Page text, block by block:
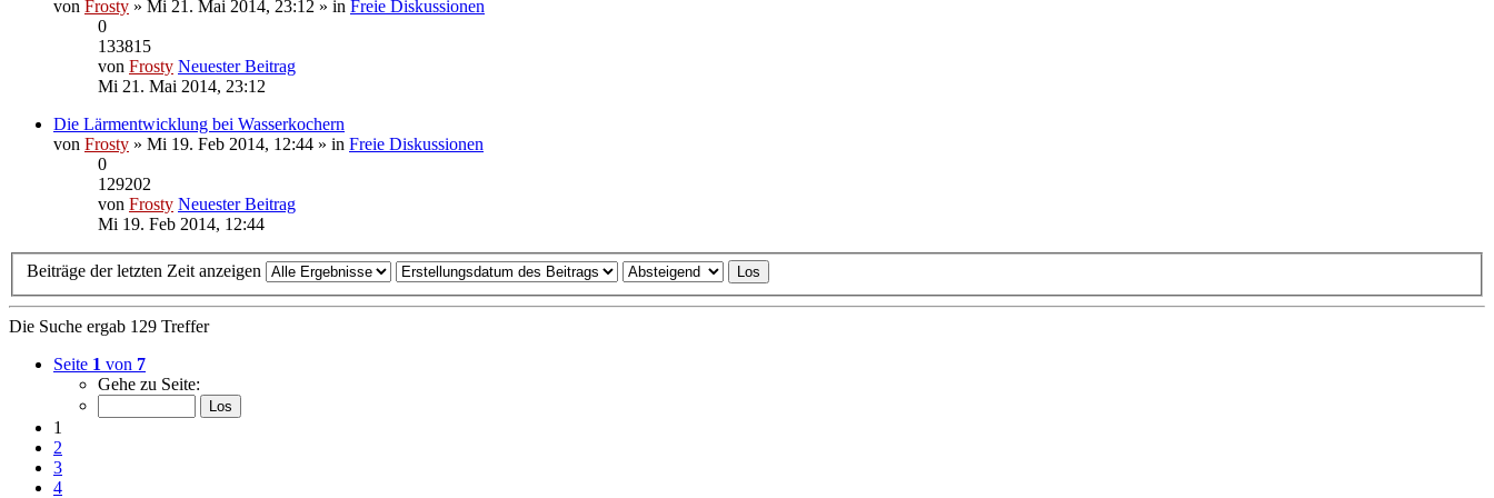
von Frosty » Mi 21. Mai 2014, 23:12 » in Freie Diskussionen
0
133815
von Frosty Neuester Beitrag
Mi 21. Mai 2014, 23:12
Die Lärmentwicklung bei Wasserkochern
von Frosty » Mi 19. Feb 2014, 12:44 » in Freie Diskussionen
0
129202
von Frosty Neuester Beitrag
Mi 19. Feb 2014, 12:44
Beiträge der letzten Zeit anzeigen
Die Suche ergab 129 Treffer
Seite 1 von 7
Gehe zu Seite:
1
2
3
4